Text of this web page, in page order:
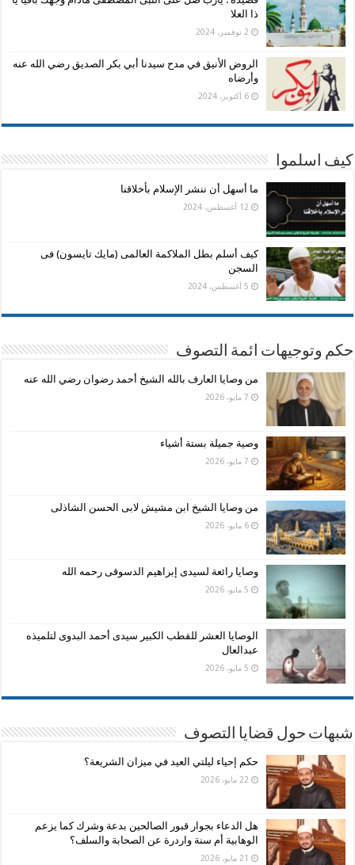
ذا العلا
2 نوفمبر، 2024
الروض الأنيق في مدح سيدنا أبي بكر الصديق رضي الله عنه
وأرضاه
6 أكتوبر، 2024
كيف اسلموا
ما أسهل أن ننشر الإسلام بأخلاقنا
12 أغسطس، 2024
كيف أسلم بطل الملاكمة العالمى (مايك تايسون) فى
السجن
5 أغسطس، 2024
حكم وتوجيهات ائمة التصوف
من وصايا العارف بالله الشيخ أحمد رضوان رضي الله عنه
7 مايو، 2026
وصية جميلة بستة أشياء
7 مايو، 2026
من وصايا الشيخ ابن مشيش لابى الحسن الشاذلى
6 مايو، 2026
وصايا رائعة لسيدى إبراهيم الدسوقى رحمه الله
5 مايو، 2026
الوصايا العشر للقطب الكبير سيدى أحمد البدوى لتلميذه
عبدالعال
5 مايو، 2026
شبهات حول قضايا التصوف
حكم إحياء ليلتي العيد في ميزان الشريعة؟
22 مايو، 2026
هل الدعاء بجوار قبور الصالحين بدعة وشرك كما يزعم
الوهابية أم سنة واردرة عن الصحابة والسلف؟
21 مايو، 2026